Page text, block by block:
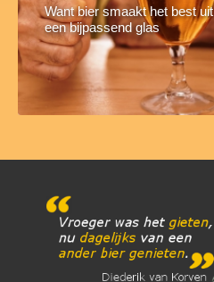
Want bier smaakt het best uit
een bijpassend glas